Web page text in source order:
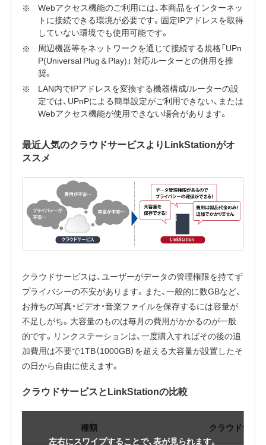
Webアクセス機能のご利用には、本商品をインターネッ
トに接続できる環境が必要です。固定IPアドレスを取得
していない環境でも使用可能です。
周辺機器等をネットワークを通じて接続する規格「UPn
P(Universal Plug＆Play)」 対応ルーターとの併用を推
奨。
LAN内でIPアドレスを変換する機器構成/ルーターの設
定では、UPnPによる簡単設定がご利用できない、または
Webアクセス機能が使用できない場合があります。
最近人気のクラウドサービスよりLinkStationがオ
ススメ
クラウドサービスは、ユーザーがデータの管理権限を持てず
プライバシーの不安があります。また、一般的に数GBなど、
お持ちの写真・ビデオ・音楽ファイルを保存するには容量が
不足しがち。大容量のものは毎月の費用がかかるのが一般
的です。リンクステーションは、一度購入すればその後の追
加費用は不要で1TB（1000GB）を超える大容量が設置したそ
の日から自由に使えます。
クラウドサービスとLinkStationの比較
左右にスワイプすることで、表が見られます。
種類 クラウドサー